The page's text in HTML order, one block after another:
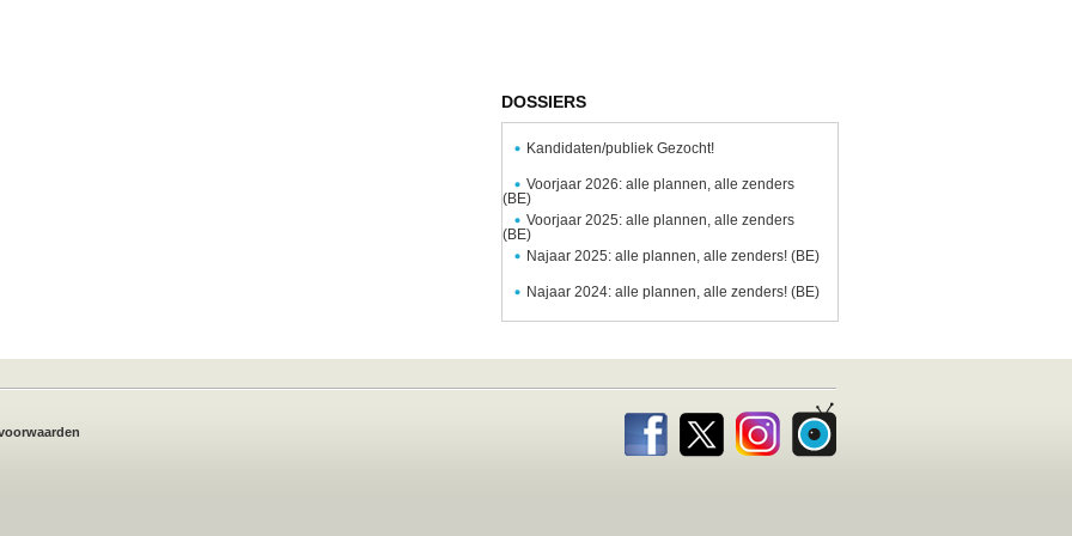
DOSSIERS
Kandidaten/publiek Gezocht!
Voorjaar 2026: alle plannen, alle zenders
(BE)
Voorjaar 2025: alle plannen, alle zenders
(BE)
Najaar 2025: alle plannen, alle zenders! (BE)
Najaar 2024: alle plannen, alle zenders! (BE)